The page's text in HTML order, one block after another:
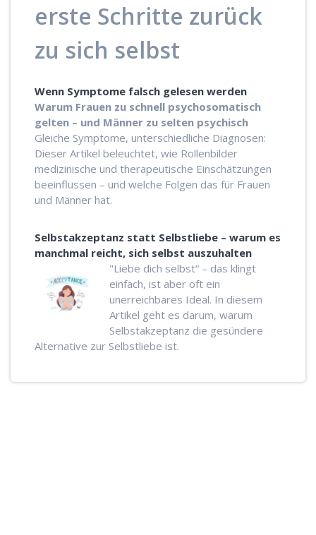
erste Schritte zurück
zu sich selbst
Wenn Symptome falsch gelesen werden
Warum Frauen zu schnell psychosomatisch
gelten – und Männer zu selten psychisch
Gleiche Symptome, unterschiedliche Diagnosen:
Dieser Artikel beleuchtet, wie Rollenbilder
medizinische und therapeutische Einschätzungen
beeinflussen – und welche Folgen das für Frauen
und Männer hat.
Selbstakzeptanz statt Selbstliebe – warum es
manchmal reicht, sich selbst auszuhalten
"Liebe dich selbst“ – das klingt
einfach, ist aber oft ein
unerreichbares Ideal. In diesem
Artikel geht es darum, warum
Selbstakzeptanz die gesündere
Alternative zur Selbstliebe ist.